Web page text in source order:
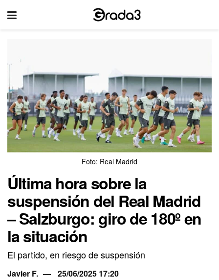
Foto: Real Madrid
Última hora sobre la
suspensión del Real Madrid
– Salzburgo: giro de 180º en
la situación
El partido, en riesgo de suspensión
Javier F. 25/06/2025 17:20